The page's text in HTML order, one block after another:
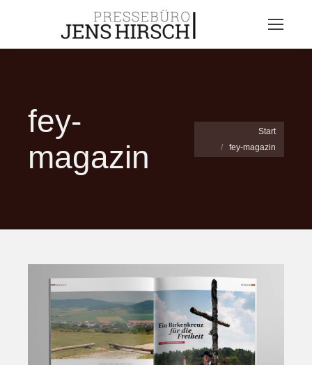
fey-
magazin
Sie befinden sich hier:
Start
fey-magazin